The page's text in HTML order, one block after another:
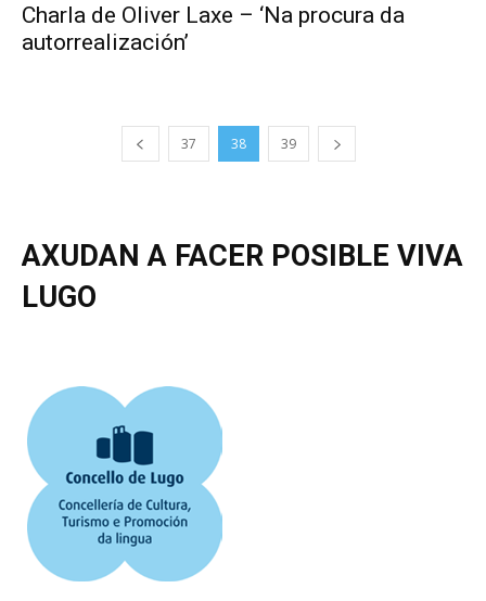
Charla de Oliver Laxe – ‘Na procura da
autorrealización’
37 38 39
AXUDAN A FACER POSIBLE VIVA
LUGO